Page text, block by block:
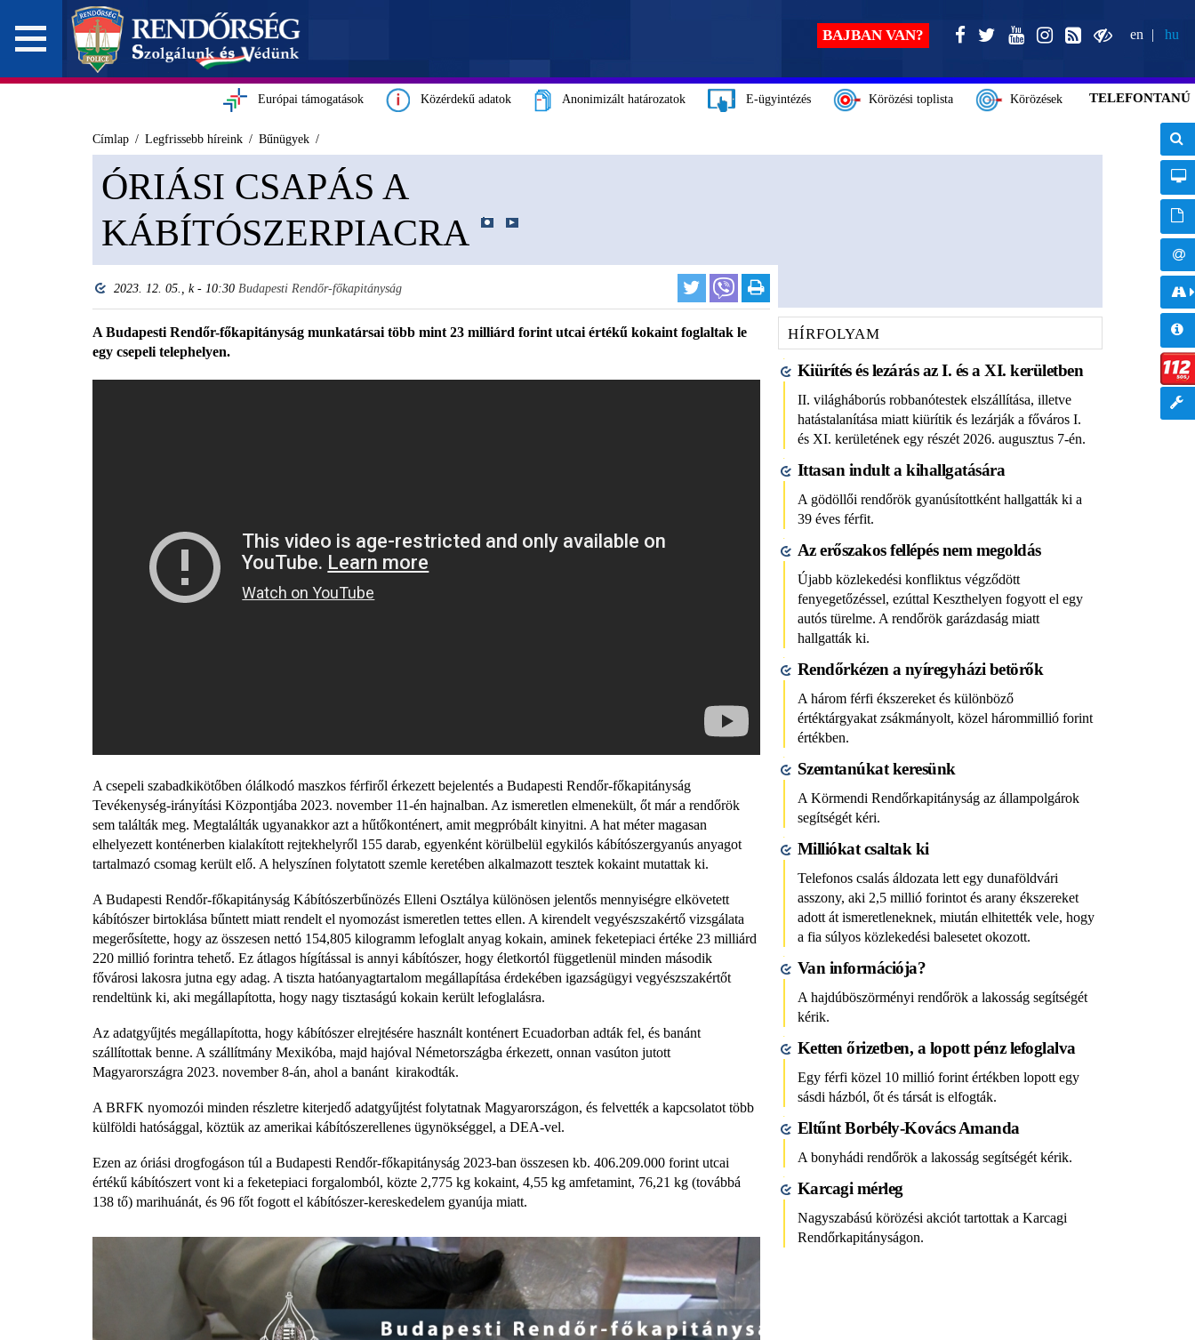
en hu
BAJBAN VAN?
Európai támogatások Közérdekű adatok Anonimizált határozatok E-ügyintézés Körözési toplista Körözések TELEFONTANÚ
Címlap Legfrissebb híreink Bűnügyek
ÓRIÁSI CSAPÁS A
KÁBÍTÓSZERPIACRA
2023. 12. 05., k - 10:30 Budapesti Rendőr-főkapitányság
A Budapesti Rendőr-főkapitányság munkatársai több mint 23 milliárd forint utcai értékű kokaint foglaltak le
egy csepeli telephelyen.
A csepeli szabadkikötőben ólálkodó maszkos férfiről érkezett bejelentés a Budapesti Rendőr-főkapitányság
Tevékenység-irányítási Központjába 2023. november 11-én hajnalban. Az ismeretlen elmenekült, őt már a rendőrök
sem találták meg. Megtalálták ugyanakkor azt a hűtőkonténert, amit megpróbált kinyitni. A hat méter magasan
elhelyezett konténerben kialakított rejtekhelyről 155 darab, egyenként körülbelül egykilós kábítószergyanús anyagot
tartalmazó csomag került elő. A helyszínen folytatott szemle keretében alkalmazott tesztek kokaint mutattak ki.
A Budapesti Rendőr-főkapitányság Kábítószerbűnözés Elleni Osztálya különösen jelentős mennyiségre elkövetett
kábítószer birtoklása bűntett miatt rendelt el nyomozást ismeretlen tettes ellen. A kirendelt vegyészszakértő vizsgálata
megerősítette, hogy az összesen nettó 154,805 kilogramm lefoglalt anyag kokain, aminek feketepiaci értéke 23 milliárd
220 millió forintra tehető. Ez átlagos hígítással is annyi kábítószer, hogy életkortól függetlenül minden második
fővárosi lakosra jutna egy adag. A tiszta hatóanyagtartalom megállapítása érdekében igazságügyi vegyészszakértőt
rendeltünk ki, aki megállapította, hogy nagy tisztaságú kokain került lefoglalásra.
Az adatgyűjtés megállapította, hogy kábítószer elrejtésére használt konténert Ecuadorban adták fel, és banánt
szállítottak benne. A szállítmány Mexikóba, majd hajóval Németországba érkezett, onnan vasúton jutott
Magyarországra 2023. november 8-án, ahol a banánt kirakodták.
A BRFK nyomozói minden részletre kiterjedő adatgyűjtést folytatnak Magyarországon, és felvették a kapcsolatot több
külföldi hatósággal, köztük az amerikai kábítószerellenes ügynökséggel, a DEA-vel.
Ezen az óriási drogfogáson túl a Budapesti Rendőr-főkapitányság 2023-ban összesen kb. 406.209.000 forint utcai
értékű kábítószert vont ki a feketepiaci forgalomból, közte 2,775 kg kokaint, 4,55 kg amfetamint, 76,21 kg (továbbá
138 tő) marihuánát, és 96 főt fogott el kábítószer-kereskedelem gyanúja miatt. ​
HÍRFOLYAM
Kiürítés és lezárás az I. és a XI. kerületben
II. világháborús robbanótestek elszállítása, illetve
hatástalanítása miatt kiürítik és lezárják a főváros I.
és XI. kerületének egy részét 2026. augusztus 7-én.
Ittasan indult a kihallgatására
A gödöllői rendőrök gyanúsítottként hallgatták ki a
39 éves férfit.
Az erőszakos fellépés nem megoldás
Újabb közlekedési konfliktus végződött
fenyegetőzéssel, ezúttal Keszthelyen fogyott el egy
autós türelme. A rendőrök garázdaság miatt
hallgatták ki.
Rendőrkézen a nyíregyházi betörők
A három férfi ékszereket és különböző
értéktárgyakat zsákmányolt, közel hárommillió forint
értékben.
Szemtanúkat keresünk
A Körmendi Rendőrkapitányság az állampolgárok
segítségét kéri.
Milliókat csaltak ki
Telefonos csalás áldozata lett egy dunaföldvári
asszony, aki 2,5 millió forintot és arany ékszereket
adott át ismeretleneknek, miután elhitették vele, hogy
a fia súlyos közlekedési balesetet okozott.
Van információja?
A hajdúböszörményi rendőrök a lakosság segítségét
kérik.
Ketten őrizetben, a lopott pénz lefoglalva
Egy férfi közel 10 millió forint értékben lopott egy
sásdi házból, őt és társát is elfogták.
Eltűnt Borbély-Kovács Amanda
A bonyhádi rendőrök a lakosság segítségét kérik.
Karcagi mérleg
Nagyszabású körözési akciót tartottak a Karcagi
Rendőrkapitányságon.